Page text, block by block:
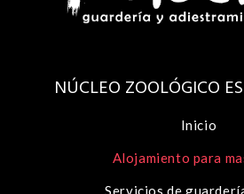
NÚCLEO ZOOLÓGICO
Inicio
Alojamiento para
Servicios de